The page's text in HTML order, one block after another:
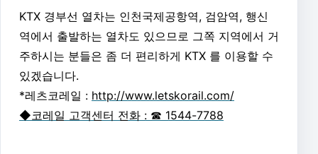
KTX 경부선 열차는 인천국제공항역, 검암역, 행신
역에서 출발하는 열차도 있으므로 그쪽 지역에서 거
주하시는 분들은 좀 더 편리하게 KTX 를 이용할 수
있겠습니다.
*레츠코레일 : http://www.letskorail.com/
◆코레일 고객센터 전화 : ☎ 1544-7788